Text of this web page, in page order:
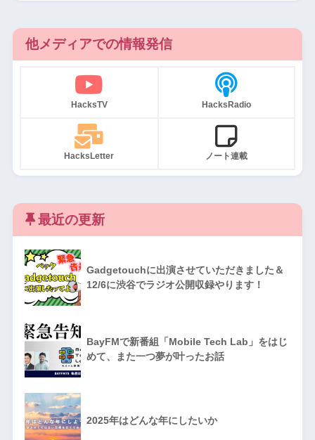
他メディアでの情報発信
HacksTV HacksRadio
HacksLetter ノート連載
最近の更新
Gadgetouchに出演させていただきました＆
12/6に渋谷でラジオ公開収録やります！
BayFMで新番組「Mobile Tech Lab」をはじ
めて、また一つ夢が叶ったお話
2025年はどんな年にしたいか